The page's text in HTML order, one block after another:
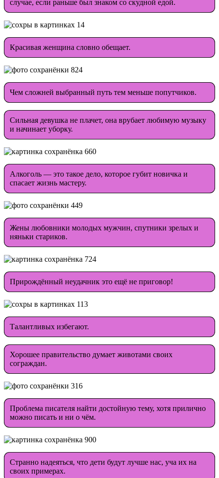
случае, если раньше был знаком со скудной едой.
Красивая женщина словно обещает.
Чем сложней выбранный путь тем меньше попутчиков.
Сильная девушка не плачет, она врубает любимую музыку
и начинает уборку.
Алкоголь — это такое дело, которое губит новичка и
спасает жизнь мастеру.
Жены любовники молодых мужчин, спутники зрелых и
няньки стариков.
Прирождённый неудачник это ещё не приговор!
Талантливых избегают.
Хорошее правительство думает животами своих
сограждан.
Проблема писателя найти достойную тему, хотя прилично
можно писать и ни о чём.
Странно надеяться, что дети будут лучше нас, уча их на
своих примерах.